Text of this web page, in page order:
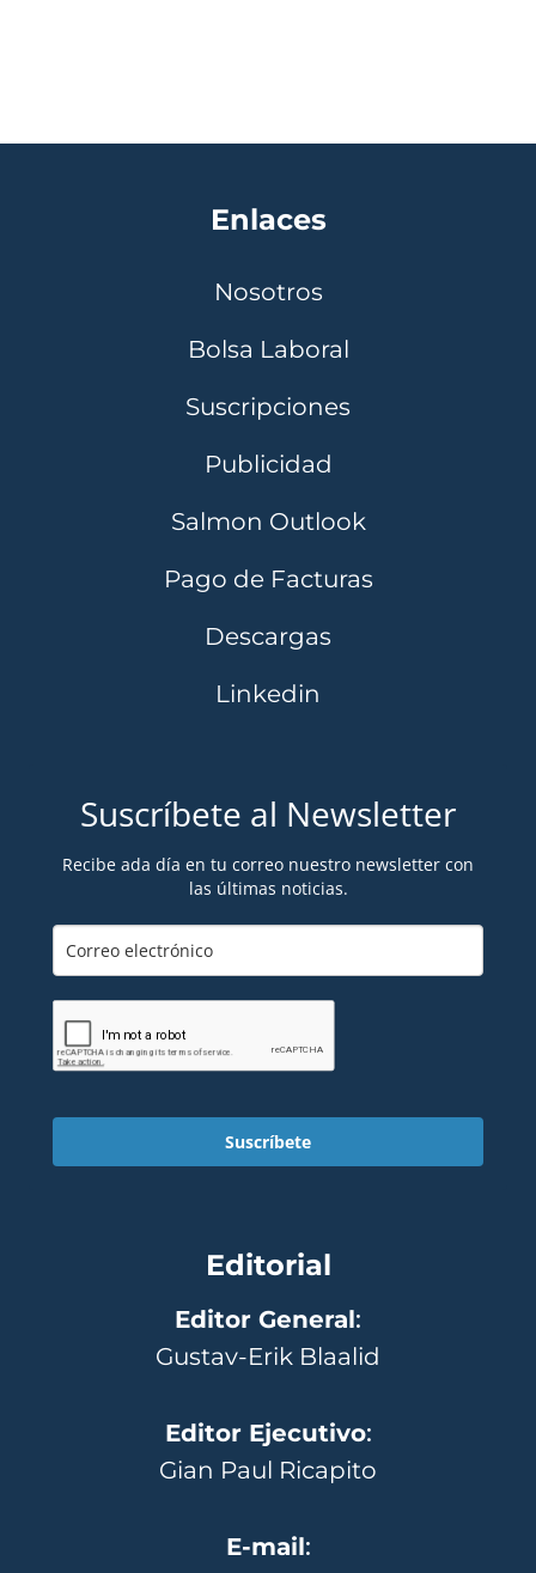
Enlaces
Nosotros
Bolsa Laboral
Suscripciones
Publicidad
Salmon Outlook
Pago de Facturas
Descargas
Linkedin
Suscríbete al Newsletter
Recibe ada día en tu correo nuestro newsletter con
las últimas noticias.
Suscríbete
Editorial
Editor General:
Gustav-Erik Blaalid
Editor Ejecutivo:
Gian Paul Ricapito
E-mail: